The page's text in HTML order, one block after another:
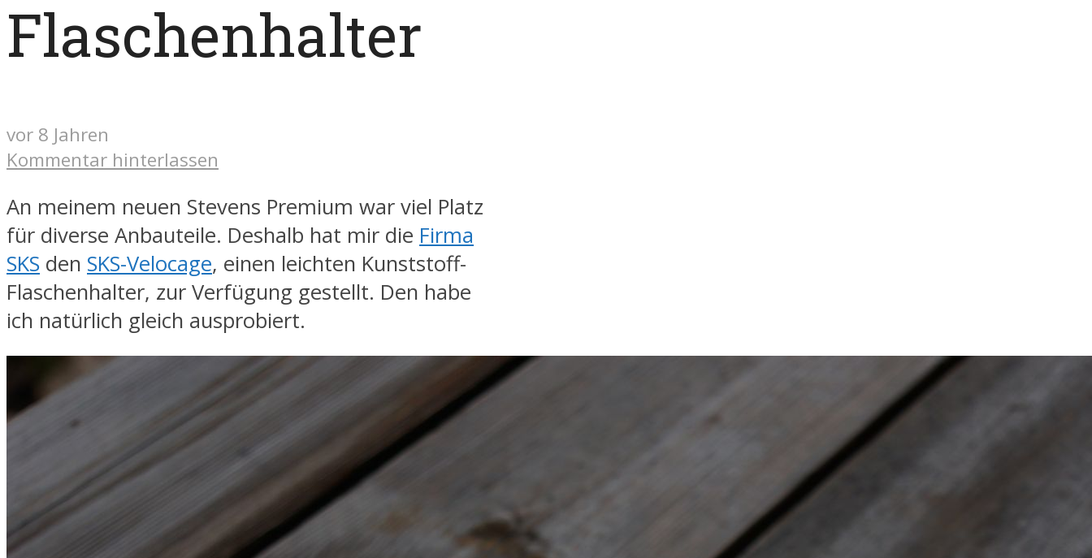
Flaschenhalter
vor 8 Jahren
Kommentar hinterlassen
An meinem neuen Stevens Premium war viel Platz
für diverse Anbauteile. Deshalb hat mir die Firma
SKS den SKS-Velocage, einen leichten Kunststoff-
Flaschenhalter, zur Verfügung gestellt. Den habe
ich natürlich gleich ausprobiert.